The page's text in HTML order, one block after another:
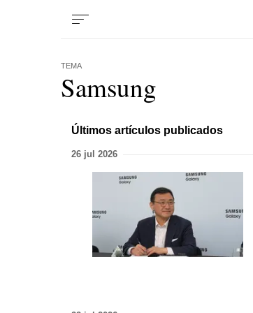
TEMA
Samsung
Últimos artículos publicados
26 jul 2026